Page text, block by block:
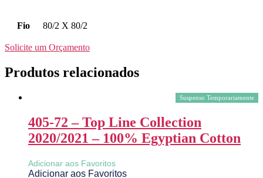
Fio 80/2 X 80/2
Solicite um Orçamento
Produtos relacionados
Suspenso Temporariamente
405-72 – Top Line Collection
2020/2021 – 100% Egyptian Cotton
Adicionar aos Favoritos
Adicionar aos Favoritos